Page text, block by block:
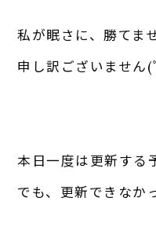
私が眠さに、勝てま
申し訳ございません
本日一度は更新する
でも、更新できなか